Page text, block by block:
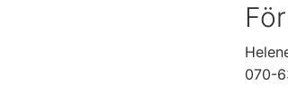
070-